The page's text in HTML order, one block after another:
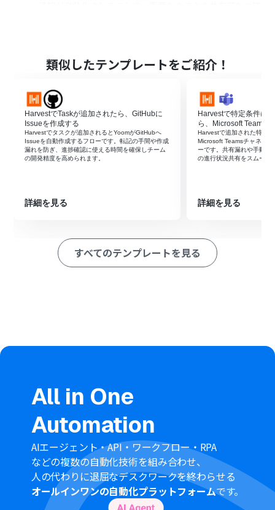
はじめに、HarvestとSlackをYoomと連携します。
次に、トリガーでHarvestを選択し、「新しいタスクが作
次に、オペレーションの分岐機能を設定し、特定の条件
に合致したタスクの場合のみ、フローが後続の処理に進
むように設定します。
最後に、オペレーションでSlackの「チャンネルにメッセ
ージを送る」アクションを設定し、指定のチャンネルにタ
スク情報を通知します。
ション
設定してください。例えば、特定のプロジェクト名やク
ライアント名が含まれるタスクのみを通知の対象とするこ
とが可能です。
SlackとHarvestのそれぞれとYoomを連携してください。
ください。
分岐はパーソナルプラン以上のプランでご利用いただけ
る機能（オペレーション）となっております。フリープラ
ンの場合は設定しているフローボットのオペレーション
はエラーとなりますので、ご注意ください。
パーソナルプランなどの有料プランは、2週間の無料トラ
イアルを行うことが可能です。無料トライアル中には制限
対象のアプリや機能（オペレーション）を使用すること
ができます。詳しくは、料金プランのページをご参照くだ
さい。
類似したテンプレートをご紹介！
HarvestでTaskが追加されたら、GitHubに
Issueを作成する
Harvestでタスクが追加されるとYoomがGitHubへ
Issueを自動作成するフローです。転記の手間や作成
漏れを防ぎ、進捗確認に使える時間を確保しチーム
の開発精度を高められます。
詳細を見る
Harvestで特定条件に
ら、Microsoft Teams
Harvestで追加された特定
Microsoft Teamsチャネル
ーです。共有漏れや手動連
の進行状況共有をスムーズ
詳細を見る
すべてのテンプレートを見る
All in One
Automation
AIエージェント・API・ワークフロー・RPA
などの複数の自動化技術を組み合わせ、
人の代わりに退屈なデスクワークを終わらせる
オールインワンの自動化プラットフォームです。